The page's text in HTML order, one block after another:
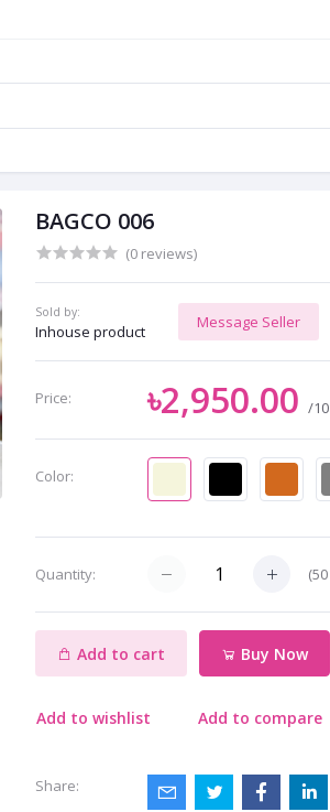
BAGCO 006
(0 reviews)
Sold by:
Inhouse product
Message Seller
Price: ৳2,950.00/10
Color:
Quantity: (50
Add to cart Buy Now
Add to wishlist Add to compare
Share: